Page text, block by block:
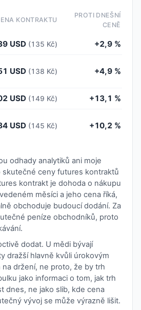
KONTRAKTU
PROTI DNEŠNÍ
CENĚ
USD (135 Kč) +2,9 %
USD (138 Kč) +4,9 %
USD (149 Kč) +13,1 %
USD (145 Kč) +10,2 %
odhady analytiků ani moje
ceny futures kontraktů
kontrakt je dohoda o nákupu
měsíci a jeho cena říká,
obchoduje budoucí dodání. Za
peníze obchodníků, proto
dodat. U mědi bývají
dražší hlavně kvůli úrokovým
na držení, ne proto, že by trh
jako informaci o tom, jak trh
dnes, ne jako slib, kde cena
vývoj se může výrazně lišit.